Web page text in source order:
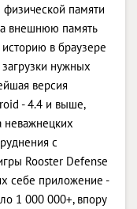
памяти
внешнюю память
в браузере
нужных
версия
- 4.4 и выше,
неважнецких
с
Rooster Defense
себе приложение -
1 000 000+, впору